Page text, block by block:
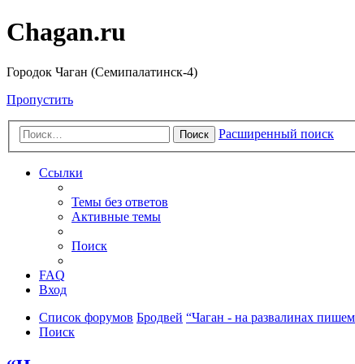
Chagan.ru
Городок Чаган (Семипалатинск-4)
Пропустить
Поиск Расширенный поиск
Ссылки
Темы без ответов
Активные темы
Поиск
FAQ
Вход
Список форумов Бродвей “Чаган - на развалинах
Поиск